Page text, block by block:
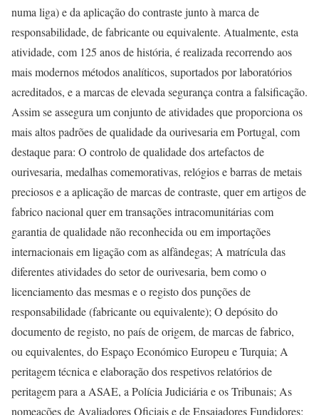
numa liga) e da aplicação do contraste junto à marca de
responsabilidade, de fabricante ou equivalente. Atualmente, esta
atividade, com 125 anos de história, é realizada recorrendo aos
mais modernos métodos analíticos, suportados por laboratórios
acreditados, e a marcas de elevada segurança contra a falsificação.
Assim se assegura um conjunto de atividades que proporciona os
mais altos padrões de qualidade da ourivesaria em Portugal, com
destaque para: O controlo de qualidade dos artefactos de
ourivesaria, medalhas comemorativas, relógios e barras de metais
preciosos e a aplicação de marcas de contraste, quer em artigos de
fabrico nacional quer em transações intracomunitárias com
garantia de qualidade não reconhecida ou em importações
internacionais em ligação com as alfândegas; A matrícula das
diferentes atividades do setor de ourivesaria, bem como o
licenciamento das mesmas e o registo dos punções de
responsabilidade (fabricante ou equivalente); O depósito do
documento de registo, no país de origem, de marcas de fabrico,
ou equivalentes, do Espaço Económico Europeu e Turquia; A
peritagem técnica e elaboração dos respetivos relatórios de
peritagem para a ASAE, a Polícia Judiciária e os Tribunais; As
nomeações de Avaliadores Oficiais e de Ensaiadores Fundidores;